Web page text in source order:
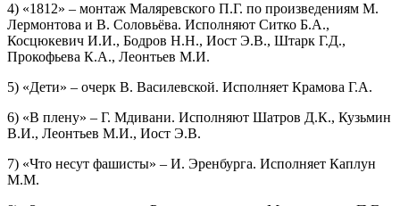
4) «1812» – монтаж Маляревского П.Г. по произведениям М.
Лермонтова и В. Соловьёва. Исполняют Ситко Б.А.,
Косцюкевич И.И., Бодров Н.Н., Иост Э.В., Штарк Г.Д.,
Прокофьева К.А., Леонтьев М.И.
5) «Дети» – очерк В. Василевской. Исполняет Крамова Г.А.
6) «В плену» – Г. Мдивани. Исполняют Шатров Д.К., Кузьмин
В.И., Леонтьев М.И., Иост Э.В.
7) «Что несут фашисты» – И. Эренбурга. Исполняет Каплун
М.М.